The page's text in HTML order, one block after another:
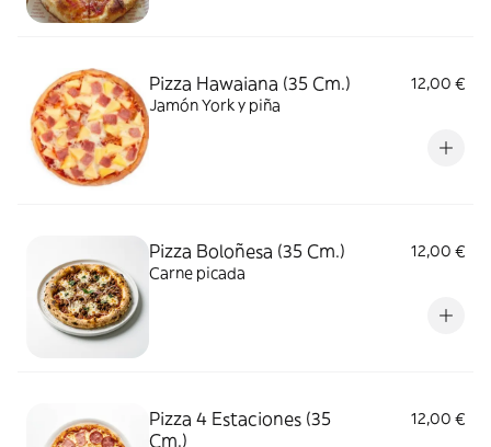
Pizza Hawaiana (35 Cm.)
12,00 €
Jamón York y piña
Pizza Boloñesa (35 Cm.)
12,00 €
Carne picada
Pizza 4 Estaciones (35
Cm.)
12,00 €